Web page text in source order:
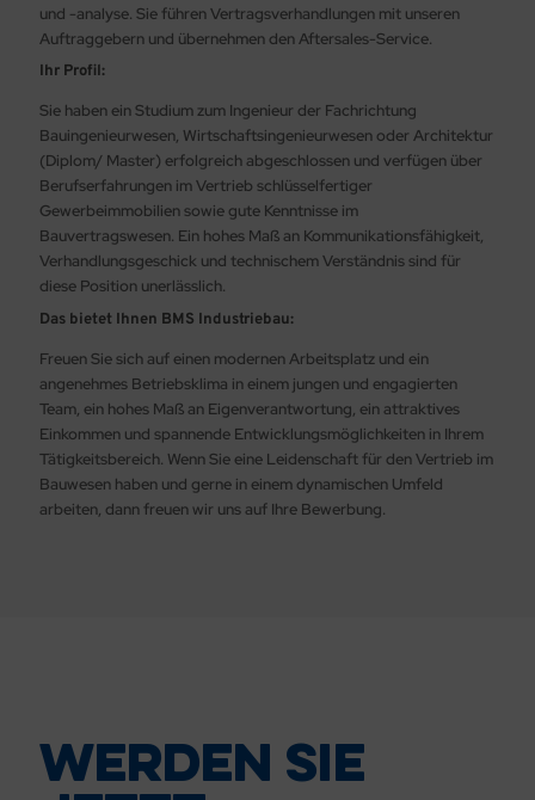
und -analyse. Sie führen Vertragsverhandlungen mit unseren
Auftraggebern und übernehmen den Aftersales-Service.
Ihr Profil:
Sie haben ein Studium zum Ingenieur der Fachrichtung
Bauingenieurwesen, Wirtschaftsingenieurwesen oder Architektur
(Diplom/ Master) erfolgreich abgeschlossen und verfügen über
Berufserfahrungen im Vertrieb schlüsselfertiger
Gewerbeimmobilien sowie gute Kenntnisse im
Bauvertragswesen. Ein hohes Maß an Kommunikationsfähigkeit,
Verhandlungsgeschick und technischem Verständnis sind für
diese Position unerlässlich.
Das bietet Ihnen BMS Industriebau:
Freuen Sie sich auf einen modernen Arbeitsplatz und ein
angenehmes Betriebsklima in einem jungen und engagierten
Team, ein hohes Maß an Eigenverantwortung, ein attraktives
Einkommen und spannende Entwicklungsmöglichkeiten in Ihrem
Tätigkeitsbereich. Wenn Sie eine Leidenschaft für den Vertrieb im
Bauwesen haben und gerne in einem dynamischen Umfeld
arbeiten, dann freuen wir uns auf Ihre Bewerbung.
Werden sie